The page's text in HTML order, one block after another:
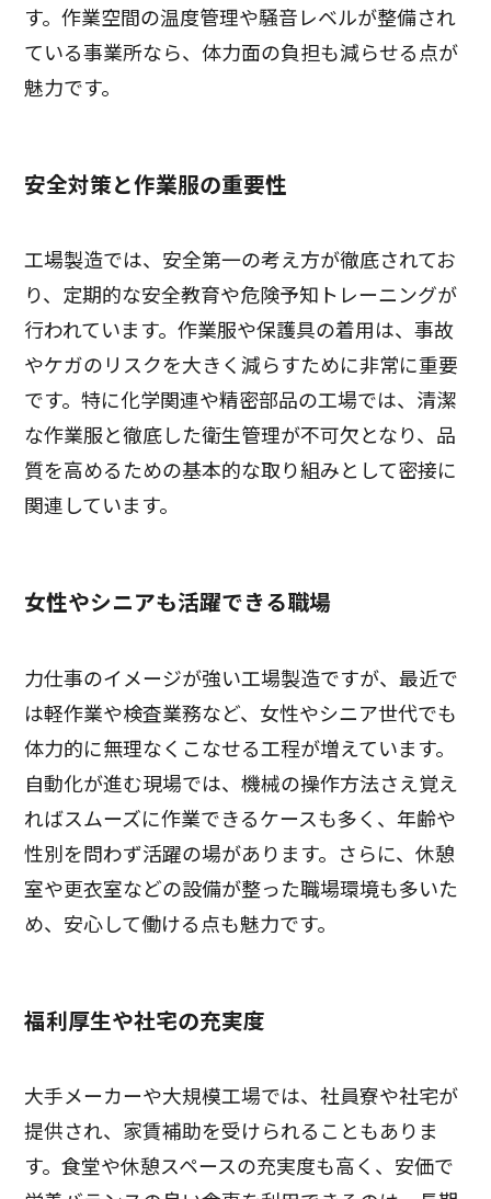
す。作業空間の温度管理や騒音レベルが整備され
ている事業所なら、体力面の負担も減らせる点が
魅力です。
安全対策と作業服の重要性
工場製造では、安全第一の考え方が徹底されてお
り、定期的な安全教育や危険予知トレーニングが
行われています。作業服や保護具の着用は、事故
やケガのリスクを大きく減らすために非常に重要
です。特に化学関連や精密部品の工場では、清潔
な作業服と徹底した衛生管理が不可欠となり、品
質を高めるための基本的な取り組みとして密接に
関連しています。
女性やシニアも活躍できる職場
力仕事のイメージが強い工場製造ですが、最近で
は軽作業や検査業務など、女性やシニア世代でも
体力的に無理なくこなせる工程が増えています。
自動化が進む現場では、機械の操作方法さえ覚え
ればスムーズに作業できるケースも多く、年齢や
性別を問わず活躍の場があります。さらに、休憩
室や更衣室などの設備が整った職場環境も多いた
め、安心して働ける点も魅力です。
福利厚生や社宅の充実度
大手メーカーや大規模工場では、社員寮や社宅が
提供され、家賃補助を受けられることもありま
す。食堂や休憩スペースの充実度も高く、安価で